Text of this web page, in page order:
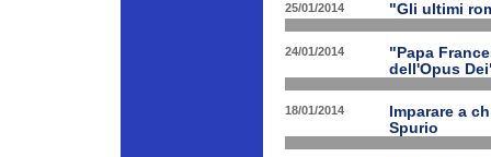
25/01/2014 "Gli ultimi
24/01/2014
"Papa
dell'Opus
18/01/2014
Imparare a
Spurio